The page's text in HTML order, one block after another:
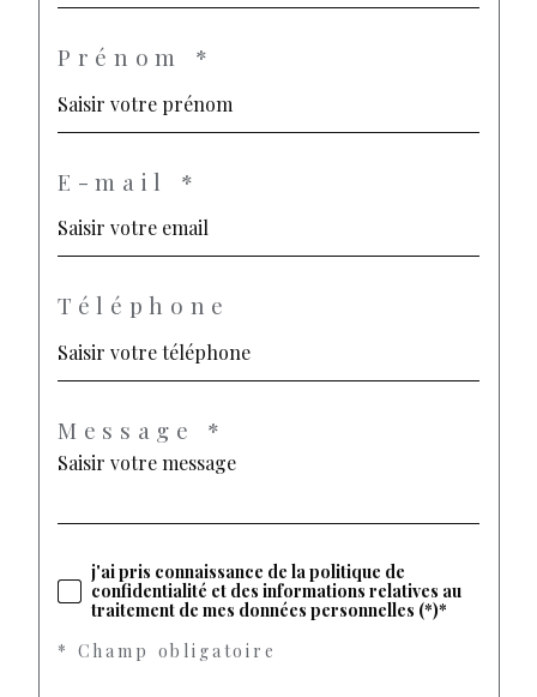
Prénom *
E-mail *
Téléphone
Message *
j'ai pris connaissance de la politique de
confidentialité et des informations relatives au
traitement de mes données personnelles (*)*
* Champ obligatoire